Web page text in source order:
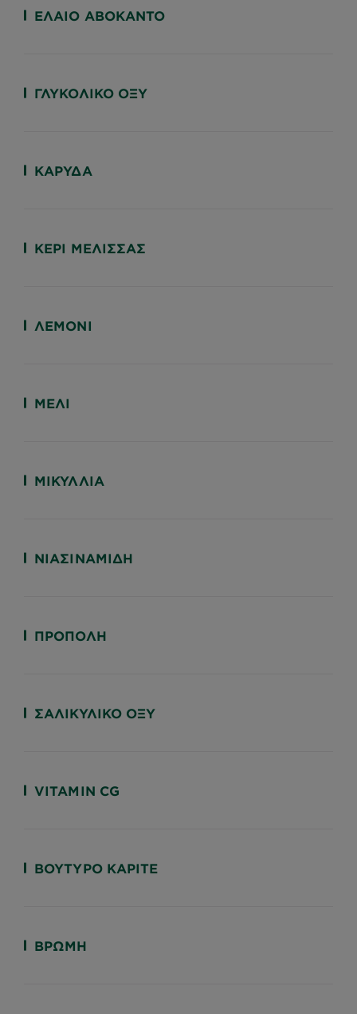
ΈΛΑΙΟ ΑΒΟΚΆΝΤΟ
ΓΛΥΚΟΛΙΚΌ ΟΞΎ
ΚΑΡΎΔΑ
ΚΕΡΊ ΜΈΛΙΣΣΑΣ
ΛΕΜΌΝΙ
ΜΈΛΙ
ΜΙΚΎΛΛΙΑ
ΝΙΑΣΙΝΑΜΊΔΗ
ΠΡΌΠΟΛΗ
ΣΑΛΙΚΥΛΙΚΌ ΟΞΎ
VITAMIN CG
ΒΟΎΤΥΡΟ ΚΑΡΙΤΈ
ΒΡΏΜΗ